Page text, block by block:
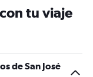
tu viaje
de San José